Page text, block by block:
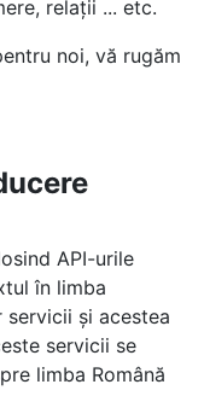
relații ... etc.
noi, vă rugăm
API-urile
în limba
și acestea
servicii se
limba Română